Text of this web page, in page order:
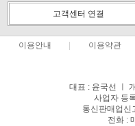
고객센터 연결
이용안내 이용약관
대표 : 윤국선 ㅣ
사업자 등
통신판매업신
전화 :